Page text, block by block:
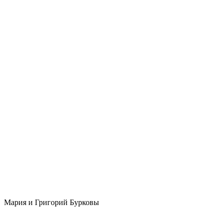
Мария и Григорий Бурковы